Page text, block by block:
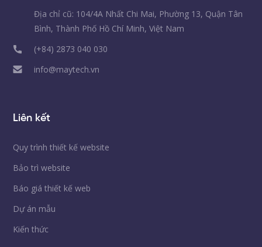
Địa chỉ cũ: 104/4A Nhất Chi Mai, Phường 13, Quận Tân
Bình, Thành Phố Hồ Chí Minh, Việt Nam
(+84) 2873 040 030
info@maytech.vn
Liên kết
Quy trình thiết kế website
Bảo trì website
Báo giá thiết kế web
Dự án mẫu
Kiến thức